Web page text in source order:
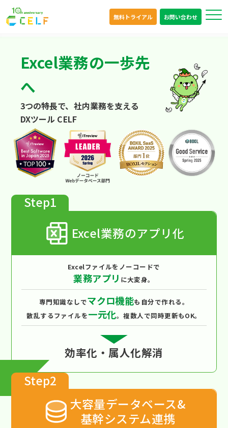
無料トライアル お問い合わせ
Excel業務の一歩先
へ
3つの特長で、社内業務を支える
DXツール CELF
Step1
Excel業務のアプリ化
Excelファイルをノーコードで
業務アプリ に大変身。
専門知識なしでマクロ機能も自分で作れる。
散乱するファイルを一元化。複数人で同時更新もOK。
効率化・属人化解消
Step2
大容量データベース&
基幹システム連携